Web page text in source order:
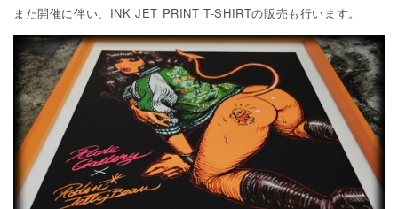
また開催に伴い、INK JET PRINT T-SHIRTの販売も行います。